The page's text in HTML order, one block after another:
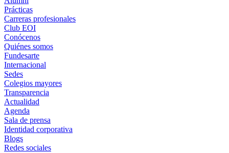
Prácticas
Carreras profesionales
Club EOI
Conócenos
Quiénes somos
Fundesarte
Internacional
Sedes
Colegios mayores
Transparencia
Actualidad
Agenda
Sala de prensa
Identidad corporativa
Blogs
Redes sociales